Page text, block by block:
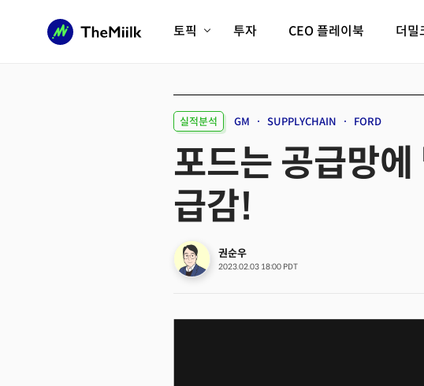
토픽
피지컬AI/로봇
AX비즈니스혁명 미래 교육/직업
전체 기사 보기
투자 CEO 플레이북 더밀
크리스
실적분석 GM SUPPLYCHAIN FORD
포드는 공급망
급감!
권순우
2023.02.03 18:00 PDT